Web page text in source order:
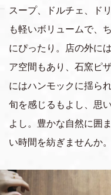
スープ、ドルチェ、ド
も軽いボリュームで、
にぴったり。店の外に
ア空間もあり、石窯ピ
にはハンモックに揺ら
旬を感じるもよし、思
よし。豊かな自然に囲
い時間を紡ぎませんか。